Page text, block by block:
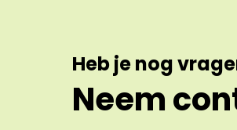
Heb je nog
Neem